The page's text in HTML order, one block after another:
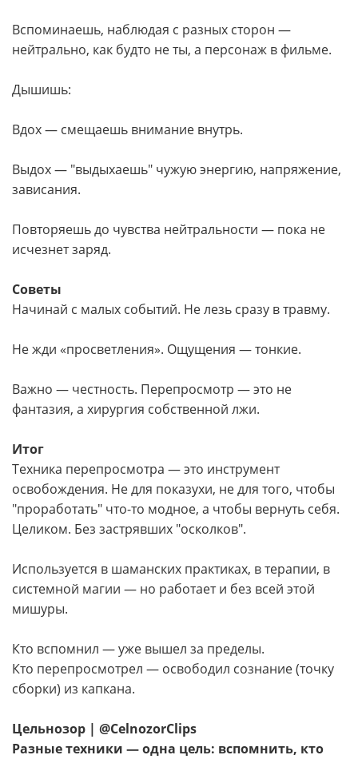
Вспоминаешь, наблюдая с разных сторон —
нейтрально, как будто не ты, а персонаж в фильме.
Дышишь:
Вдох — смещаешь внимание внутрь.
Выдох — "выдыхаешь" чужую энергию, напряжение,
зависания.
Повторяешь до чувства нейтральности — пока не
исчезнет заряд.
Советы
Начинай с малых событий. Не лезь сразу в травму.
Не жди «просветления». Ощущения — тонкие.
Важно — честность. Перепросмотр — это не
фантазия, а хирургия собственной лжи.
Итог
Техника перепросмотра — это инструмент
освобождения. Не для показухи, не для того, чтобы
"проработать" что-то модное, а чтобы вернуть себя.
Целиком. Без застрявших "осколков".
Используется в шаманских практиках, в терапии, в
системной магии — но работает и без всей этой
мишуры.
Кто вспомнил — уже вышел за пределы.
Кто перепросмотрел — освободил сознание (точку
сборки) из капкана.
Цельнозор | @CelnozorClips
Разные техники — одна цель: вспомнить, кто